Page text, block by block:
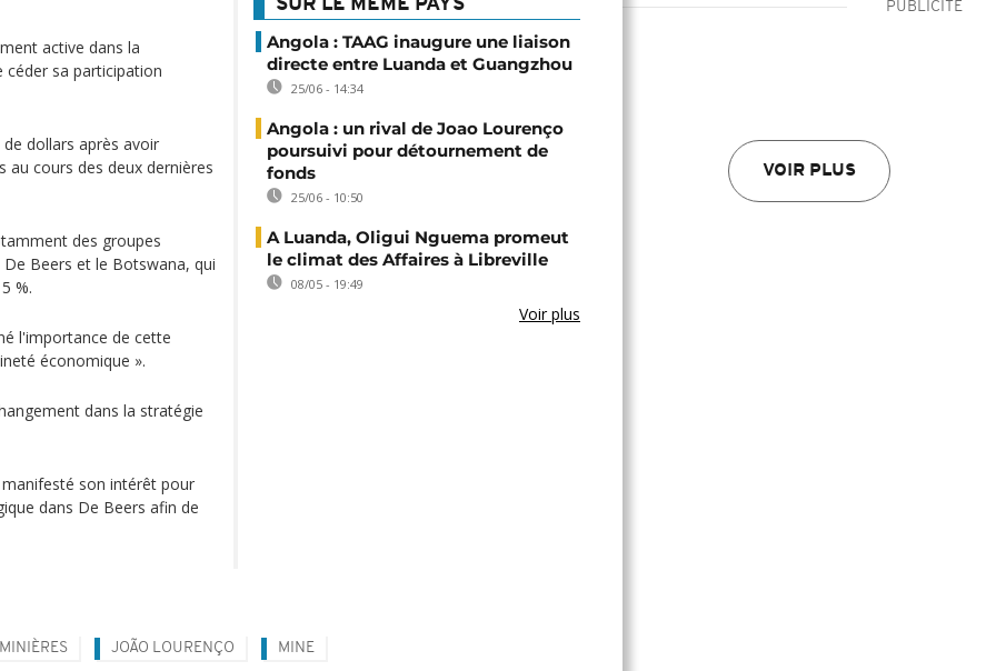
PUBLICITÉ
VOIR PLUS
active dans la
sa participation
dollars après avoir
au cours des deux dernières
des groupes
Beers et le Botswana, qui
%.
l'importance de cette
économique ».
dans la stratégie
son intérêt pour
dans De Beers afin de
SUR LE MÊME PAYS
Angola : TAAG inaugure une liaison
directe entre Luanda et Guangzhou
25/06 - 14:34
Angola : un rival de Joao Lourenço
poursuivi pour détournement de
fonds
25/06 - 10:50
A Luanda, Oligui Nguema promeut
le climat des Affaires à Libreville
08/05 - 19:49
Voir plus
JOÃO LOURENÇO MINE